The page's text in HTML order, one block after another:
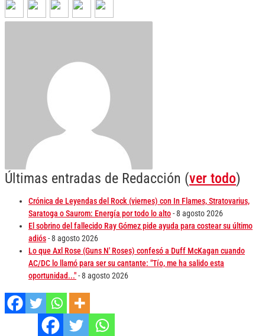
Últimas entradas de Redacción (ver todo)
Crónica de Leyendas del Rock (viernes) con In Flames, Stratovarius,
Saratoga o Saurom: Energía por todo lo alto- 8 agosto 2026
El sobrino del fallecido Ray Gómez pide ayuda para costear su último
adiós- 8 agosto 2026
Lo que Axl Rose (Guns N' Roses) confesó a Duff McKagan cuando
AC/DC lo llamó para ser su cantante: "Tío, me ha salido esta
oportunidad..."- 8 agosto 2026